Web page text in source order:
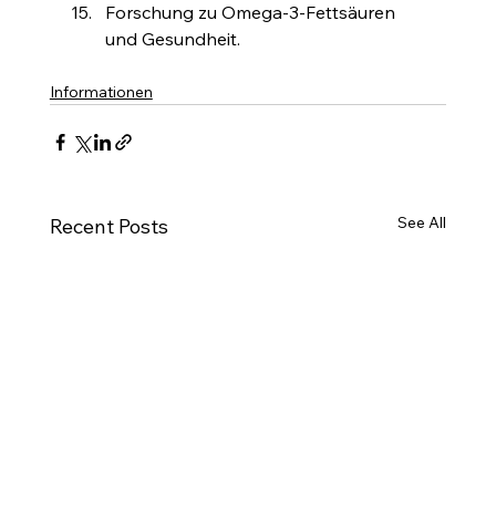
Forschung zu Omega-3-Fettsäuren
und Gesundheit.
Informationen
Recent Posts See All